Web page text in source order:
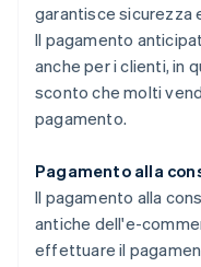
garantisce sicurezza
Il pagamento
anche per i clienti, in
sconto che molti
pagamento.
Pagamento alla
Il pagamento alla
antiche dell'e-
effettuare il